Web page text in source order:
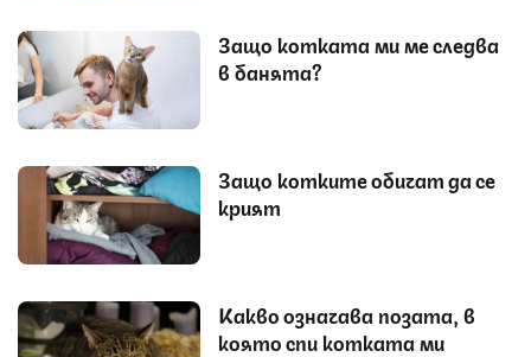
Защо котката ми ме следва
в банята?
Защо котките обичат да се
крият
Какво означава позата, в
която спи котката ми